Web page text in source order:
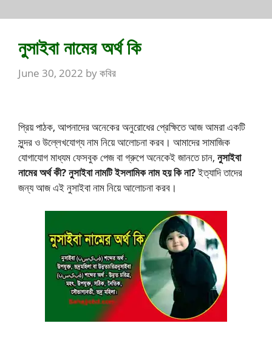
নুসাইবা নামের অর্থ কি
June 30, 2022 byকবির
প্রিয় পাঠক, আপনাদের অনেকের অনুরোধের প্রেক্ষিতে আজ আমরা একটি
সুন্দর ও উল্লেখযোগ্য নাম নিয়ে আলোচনা করব। আমাদের সামাজিক
যোগাযোগ মাধ্যম ফেসবুক পেজ বা গ্রুপে অনেকেই জানতে চান, নুসাইবা
নামের অর্থ কী? নুসাইবা নামটি ইসলামিক নাম হয় কি না?ইত্যাদি তাদের
জন্য আজ এই নুসাইবা নাম নিয়ে আলোচনা করব।